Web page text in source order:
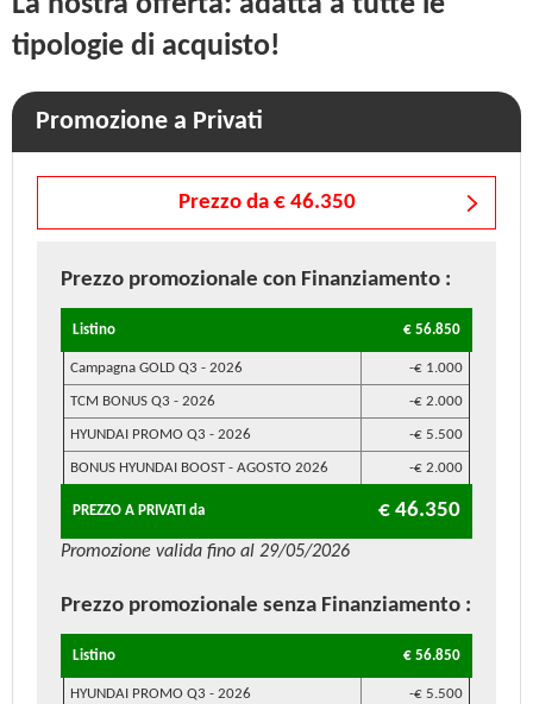
tipologie di acquisto!
Promozione a Privati
Prezzo da € 46.350
Prezzo promozionale con Finanziamento :
Listino € 56.850
Campagna GOLD Q3 - 2026 -€ 1.000
TCM BONUS Q3 - 2026 -€ 2.000
HYUNDAI PROMO Q3 - 2026 -€ 5.500
BONUS HYUNDAI BOOST - AGOSTO 2026 -€ 2.000
PREZZO A PRIVATI da € 46.350
Promozione valida fino al 29/05/2026
Prezzo promozionale senza Finanziamento :
Listino € 56.850
HYUNDAI PROMO Q3 - 2026 -€ 5.500